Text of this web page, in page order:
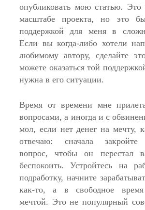
опубликовать мою статью.
масштабе проекта, но это
поддержкой для меня в
Если вы когда-либо хотели
любимому автору, сделайте
можете оказаться той
нужна в его ситуации.
Время от времени мне
вопросами, а иногда и с
мол, если нет денег на мечту,
отвечаю: сначала закройте
вопрос, чтобы он перестал
беспокоить. Устройтесь на
подработку, начните
как-то, а в свободное время
мечтой. Это не популярный